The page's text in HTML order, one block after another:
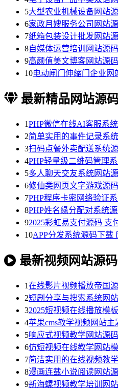
5大型农业机械设备网站
6家政月嫂服务公司网站
7纸箱包装设计批发网站
8自媒体运营培训网站源
9高颜值美文博客网站源
10电动闸门伸缩门企业
最新精品网站源
1PHP微信在线AI客服系
2简单实用的事件记录系
3扫码点餐外卖配送系统
4PHP轻量级二维码管理
5多人聊天交友系统网站
6修仙类网页文字游戏源
7PHP程序卡密网络验证
8PHP姓名缘分配对系统
92025彩虹易支付源码 支
10APP分发系统源码下载
最新视频网站源码
1在线影片视频播放帝国
2短剧分享与搜索系统网
32025短视频在线播放模
4苹果cms教学视频网站
5响应式视频教学网站源
6仿短视频在线教学网站
7简洁实用的在线视频教
8漫画连载小说阅读网站
9新海螺视频教学培训网